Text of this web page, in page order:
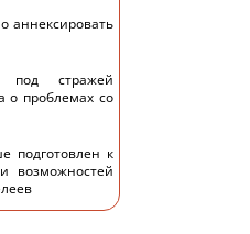
аннексировать
под стражей
о проблемах со
подготовлен к
возможностей